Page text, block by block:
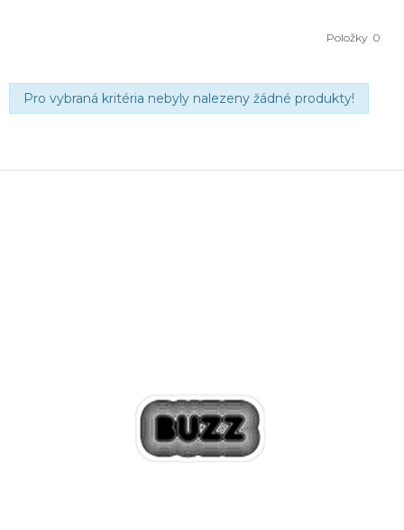
0
Položky
Pro vybraná kritéria nebyly nalezeny žádné produkty!